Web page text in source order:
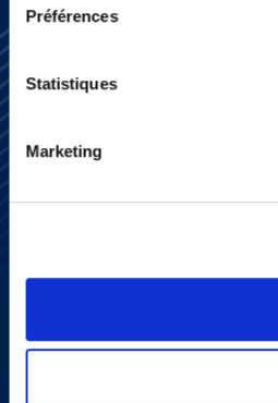
Préférences
Statistiques
Marketing
Nous contacter
X